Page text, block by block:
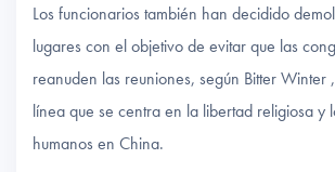
Los funcionarios también han decidido
lugares con el objetivo de evitar que las
reanuden las reuniones, según Bitter Winter
línea que se centra en la libertad religiosa y
humanos en China.